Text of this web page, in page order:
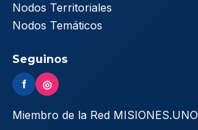
Nodos Territoriales
Nodos Temáticos
Seguinos
f ◎
Miembro de la Red MISIONES.UNO